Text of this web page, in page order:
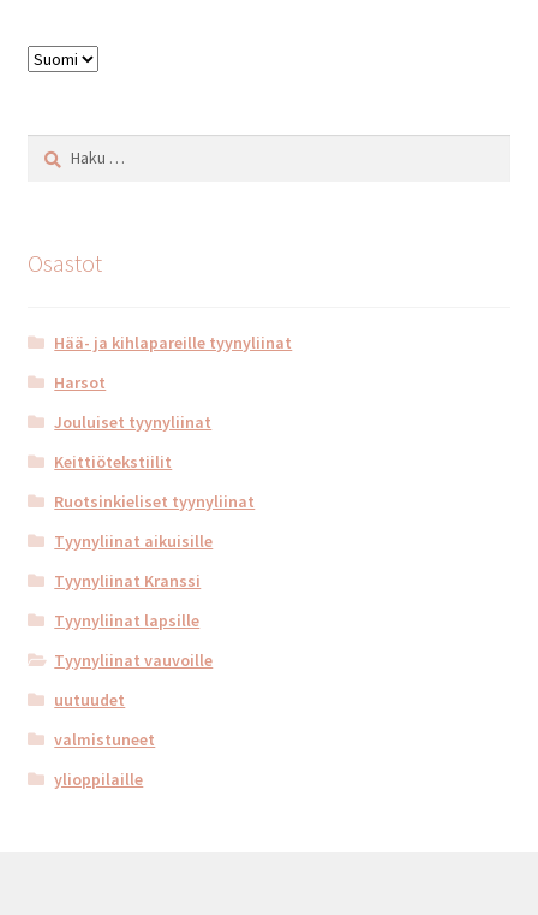
Valitse
Haku:
Osastot
Hää- ja kihlapareille tyynyliinat
Harsot
Jouluiset tyynyliinat
Keittiötekstiilit
Ruotsinkieliset tyynyliinat
Tyynyliinat aikuisille
Tyynyliinat Kranssi
Tyynyliinat lapsille
Tyynyliinat vauvoille
uutuudet
valmistuneet
ylioppilaille